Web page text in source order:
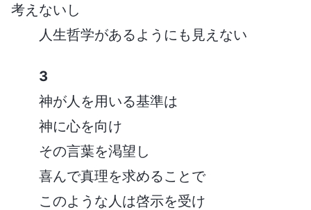
考えないし
人生哲学があるようにも見えない
3
神が人を用いる基準は
神に心を向け
その言葉を渇望し
喜んで真理を求めることで
このような人は啓示を受け